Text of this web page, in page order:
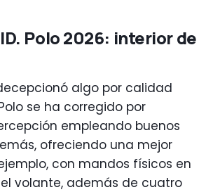
Polo 2026: interior de
algo por calidad
se ha corregido por
empleando buenos
ofreciendo una mejor
con mandos físicos en
volante, además de cuatro